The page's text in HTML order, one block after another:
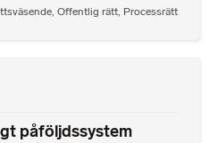
, Offentlig rätt, Processrätt
påföljdssystem